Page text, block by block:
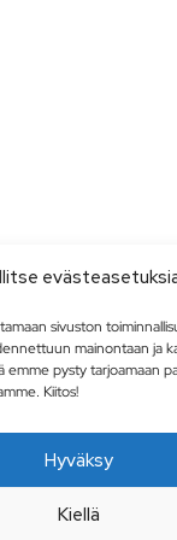
sivuston
mainontaan ja
emme pysty tarjoamaan
Kiitos!
Hyväksy
Kiellä